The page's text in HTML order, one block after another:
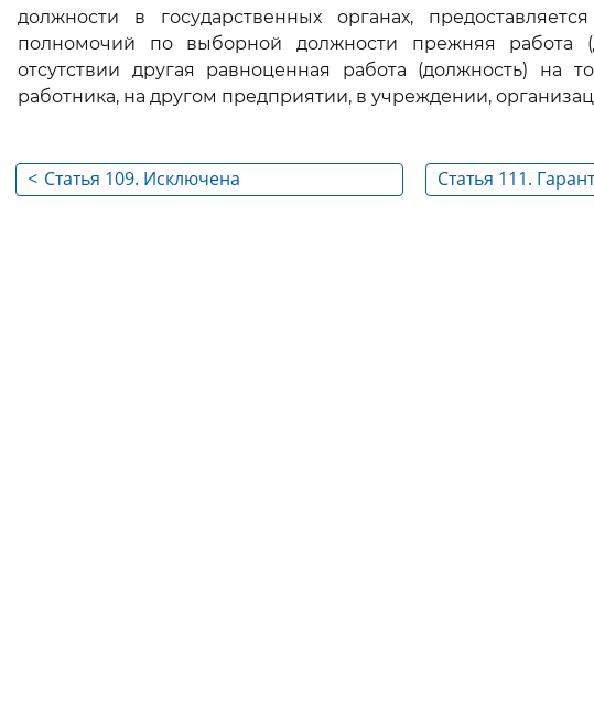
должности в государственных органах,
полномочий по выборной должности прежняя работа
отсутствии другая равноценная работа (должность) на
работника, на другом предприятии, в учреждении,
< Статья 109. Исключена
Статья 111.